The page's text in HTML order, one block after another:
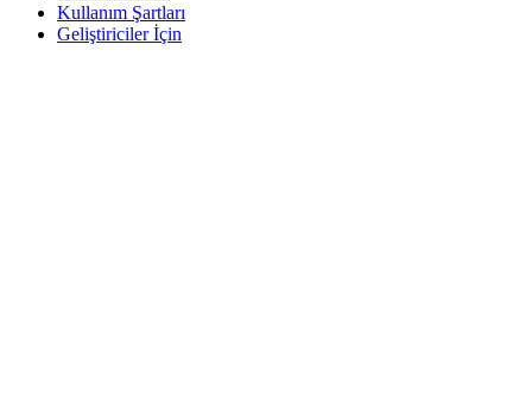
Kullanım Şartları
Geliştiriciler İçin